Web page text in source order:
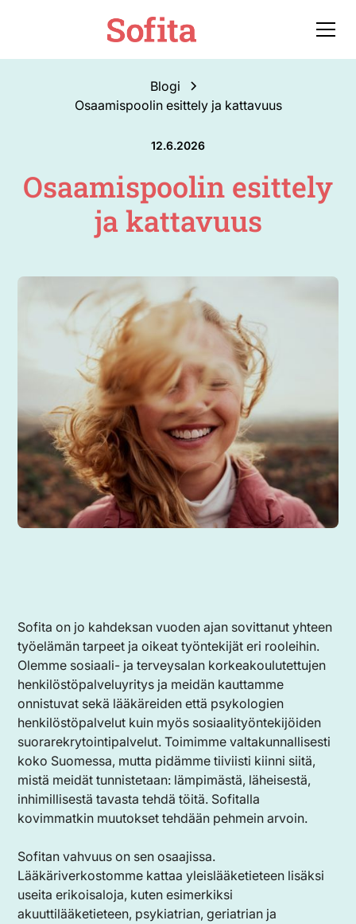
Blogi
Osaamispoolin esittely ja kattavuus
12.6.2026
Osaamispoolin esittely
ja kattavuus
Sofita on jo kahdeksan vuoden ajan sovittanut yhteen
työelämän tarpeet ja oikeat työntekijät eri rooleihin.
Olemme sosiaali- ja terveysalan korkeakoulutettujen
henkilöstöpalveluyritys ja meidän kauttamme
onnistuvat sekä lääkäreiden että psykologien
henkilöstöpalvelut kuin myös sosiaalityöntekijöiden
suorarekrytointipalvelut. Toimimme valtakunnallisesti
koko Suomessa, mutta pidämme tiiviisti kiinni siitä,
mistä meidät tunnistetaan: lämpimästä, läheisestä,
inhimillisestä tavasta tehdä töitä. Sofitalla
kovimmatkin muutokset tehdään pehmein arvoin.
Sofitan vahvuus on sen osaajissa.
Lääkäriverkostomme kattaa yleislääketieteen lisäksi
useita erikoisaloja, kuten esimerkiksi
akuuttilääketieteen, psykiatrian, geriatrian ja